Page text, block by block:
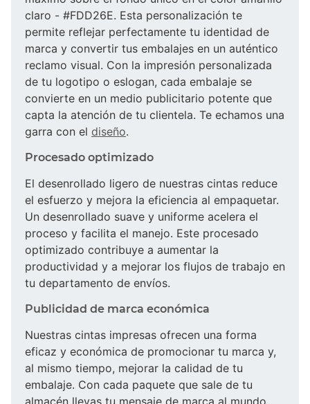
claro - #FDD26E. Esta personalización te
permite reflejar perfectamente tu identidad de
marca y convertir tus embalajes en un auténtico
reclamo visual. Con la impresión personalizada
de tu logotipo o eslogan, cada embalaje se
convierte en un medio publicitario potente que
capta la atención de tu clientela. Te echamos una
garra con el diseño.
Procesado optimizado
El desenrollado ligero de nuestras cintas reduce
el esfuerzo y mejora la eficiencia al empaquetar.
Un desenrollado suave y uniforme acelera el
proceso y facilita el manejo. Este procesado
optimizado contribuye a aumentar la
productividad y a mejorar los flujos de trabajo en
tu departamento de envíos.
Publicidad de marca económica
Nuestras cintas impresas ofrecen una forma
eficaz y económica de promocionar tu marca y,
al mismo tiempo, mejorar la calidad de tu
embalaje. Con cada paquete que sale de tu
almacén llevas tu mensaje de marca al mundo.